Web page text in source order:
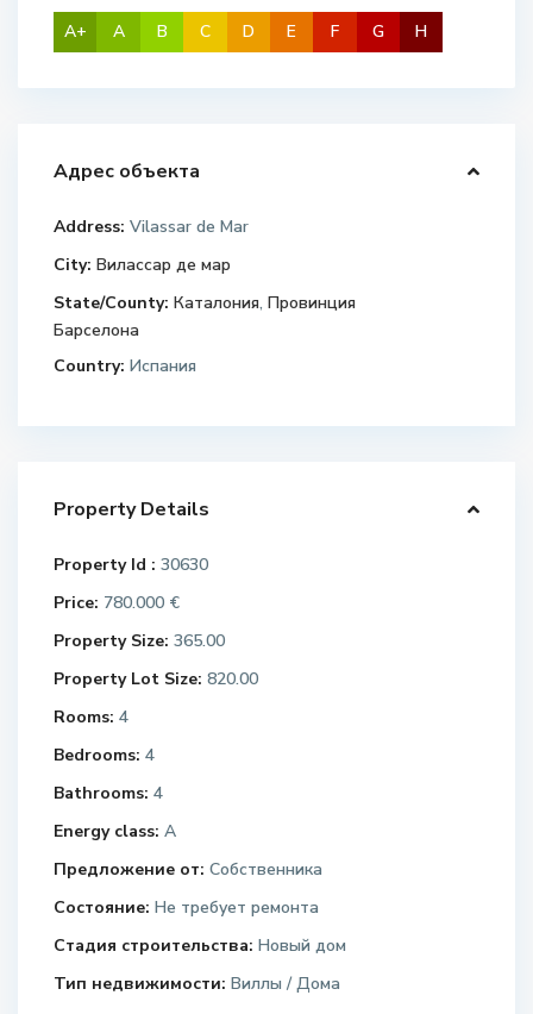
A+ A B C D E F G H
Адрес объекта
Address: Vilassar de Mar
City: Вилассар де мар
State/County: Каталония,Провинция
Барселона
Country: Испания
Property Details
Property Id : 30630
Price: 780.000 €
Property Size: 365.00
Property Lot Size: 820.00
Rooms: 4
Bedrooms: 4
Bathrooms: 4
Energy class: A
Предложение от: Собственника
Состояние: Не требует ремонта
Стадия строительства: Новый дом
Тип недвижимости: Виллы / Дома